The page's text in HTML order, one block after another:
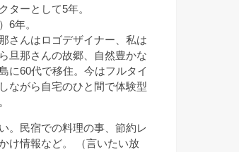
ターとして5年。
6年。
さんはロゴデザイナー、私は
旦那さんの故郷、自然豊かな
に60代で移住。今はフルタイ
ながら自宅のひと間で体験型
。民宿での料理の事、節約レ
け情報など。 （言いたい放